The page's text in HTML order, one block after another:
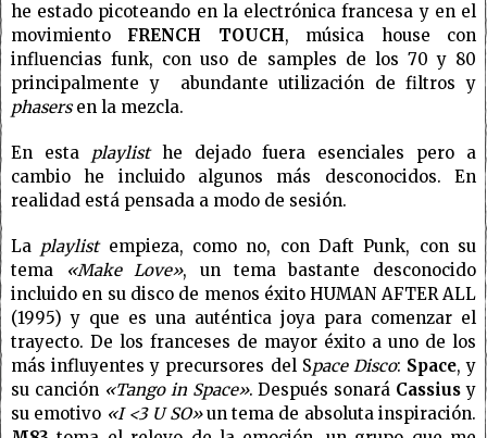
he estado picoteando en la electrónica francesa y en el
movimiento FRENCH TOUCH, música house con
influencias funk, con uso de samples de los 70 y 80
principalmente y abundante utilización de filtros y
phasersen la mezcla.
En esta playlisthe dejado fuera esenciales pero a
cambio he incluido algunos más desconocidos. En
realidad está pensada a modo de sesión.
La playlistempieza, como no, con Daft Punk, con su
tema
«Make Love», un tema bastante desconocido
incluido en su disco de menos éxito HUMAN AFTER ALL
(1995) y que es una auténtica joya para comenzar el
trayecto. De los franceses de mayor éxito a uno de los
más influyentes y precursores del Space Disco: Space, y
su canción «Tango in Space». Después sonará Cassius y
su emotivo «I <3 U SO»un tema de absoluta inspiración.